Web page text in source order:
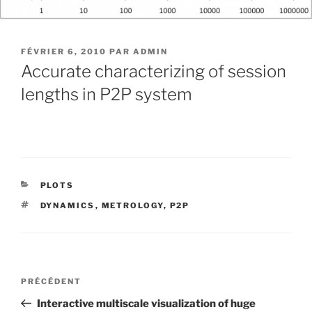
PUBLIÉ
LE
FÉVRIER 6, 2010 PAR ADMIN
Accurate characterizing of session
lengths in P2P system
CATÉGORIES
PLOTS
ÉTIQUETTES
DYNAMICS , METROLOGY, P2P
Navigation
Article
précédent
PRÉCÉDENT
Interactive multiscale visualization of huge